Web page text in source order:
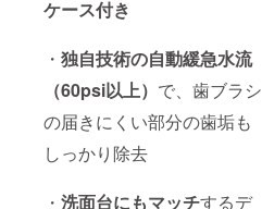
ケース付き
・ 独自技術の自動緩急水流
（60psi以上） で、歯ブラシ
の届きにくい部分の歯垢も
しっかり除去
・ 洗面台にもマッチするデ